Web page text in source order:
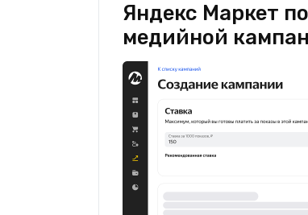
Яндекс Маркет
медийной